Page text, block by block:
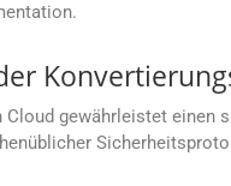
gewährleistet einen